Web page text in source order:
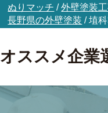
ぬりマッチ /外壁塗装
長野県の外壁塗装 /埴
オススメ企業